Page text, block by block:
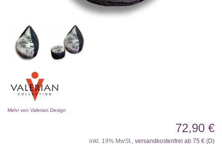
Mehr von Valerian Design
72,90 €
inkl. 19% MwSt., versandkostenfrei ab 75 € (D)